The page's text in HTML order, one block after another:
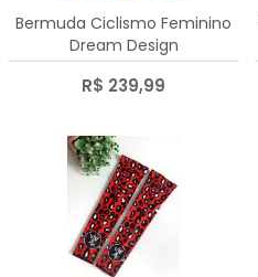
Bermuda Ciclismo Feminino
Dream Design
R$ 239,99